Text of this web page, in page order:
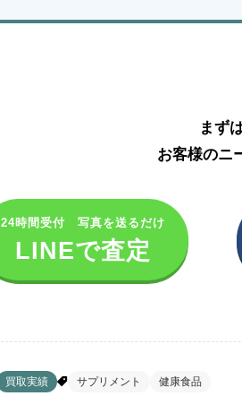
まず
お客様のニ
24時間受付 写真を送るだけ
LINEで査定
買取実績 サプリメント 健康食品